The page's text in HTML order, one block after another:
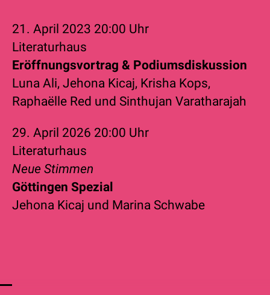
21. April 2023 20:00 Uhr
Literaturhaus
Eröffnungsvortrag & Podiumsdiskussion
Luna Ali, Jehona Kicaj, Krisha Kops,
Raphaëlle Red und Sinthujan Varatharajah
29. April 2026 20:00 Uhr
Literaturhaus
Neue Stimmen
Göttingen Spezial
Jehona Kicaj und Marina Schwabe